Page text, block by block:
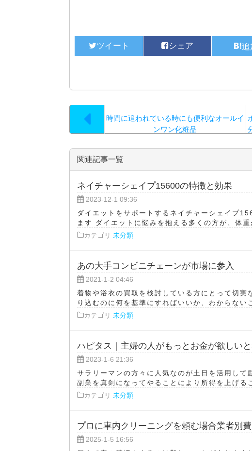
時間に追われている時にも便利なオールイ
ンワン化粧品
関連記事一覧
ネイチャーシェイプ15600の特徴と効果
2023-12-1 09:36
ダイエットをサポートするネイチャーシェイプ
ます ダイエットに悩みを抱える多くの方が、体重
カテゴリ 未分類
あの大手コンビニチェーンが市場に参入
2021-1-2 04:46
着物や浴衣の買取を検討している方にとって切実
り込むのに何を基準にすればいいか、わからない
カテゴリ 未分類
ハピタス｜主婦の人がもっとお金が欲しい
2023-1-6 21:36
サラリーマンの方々に人気なのが土日を活用して
副業を真剣になってやることにより所得を上げる
カテゴリ 未分類
プロに車内クリーニングを頼む場合業者別
2025-1-5 16:56